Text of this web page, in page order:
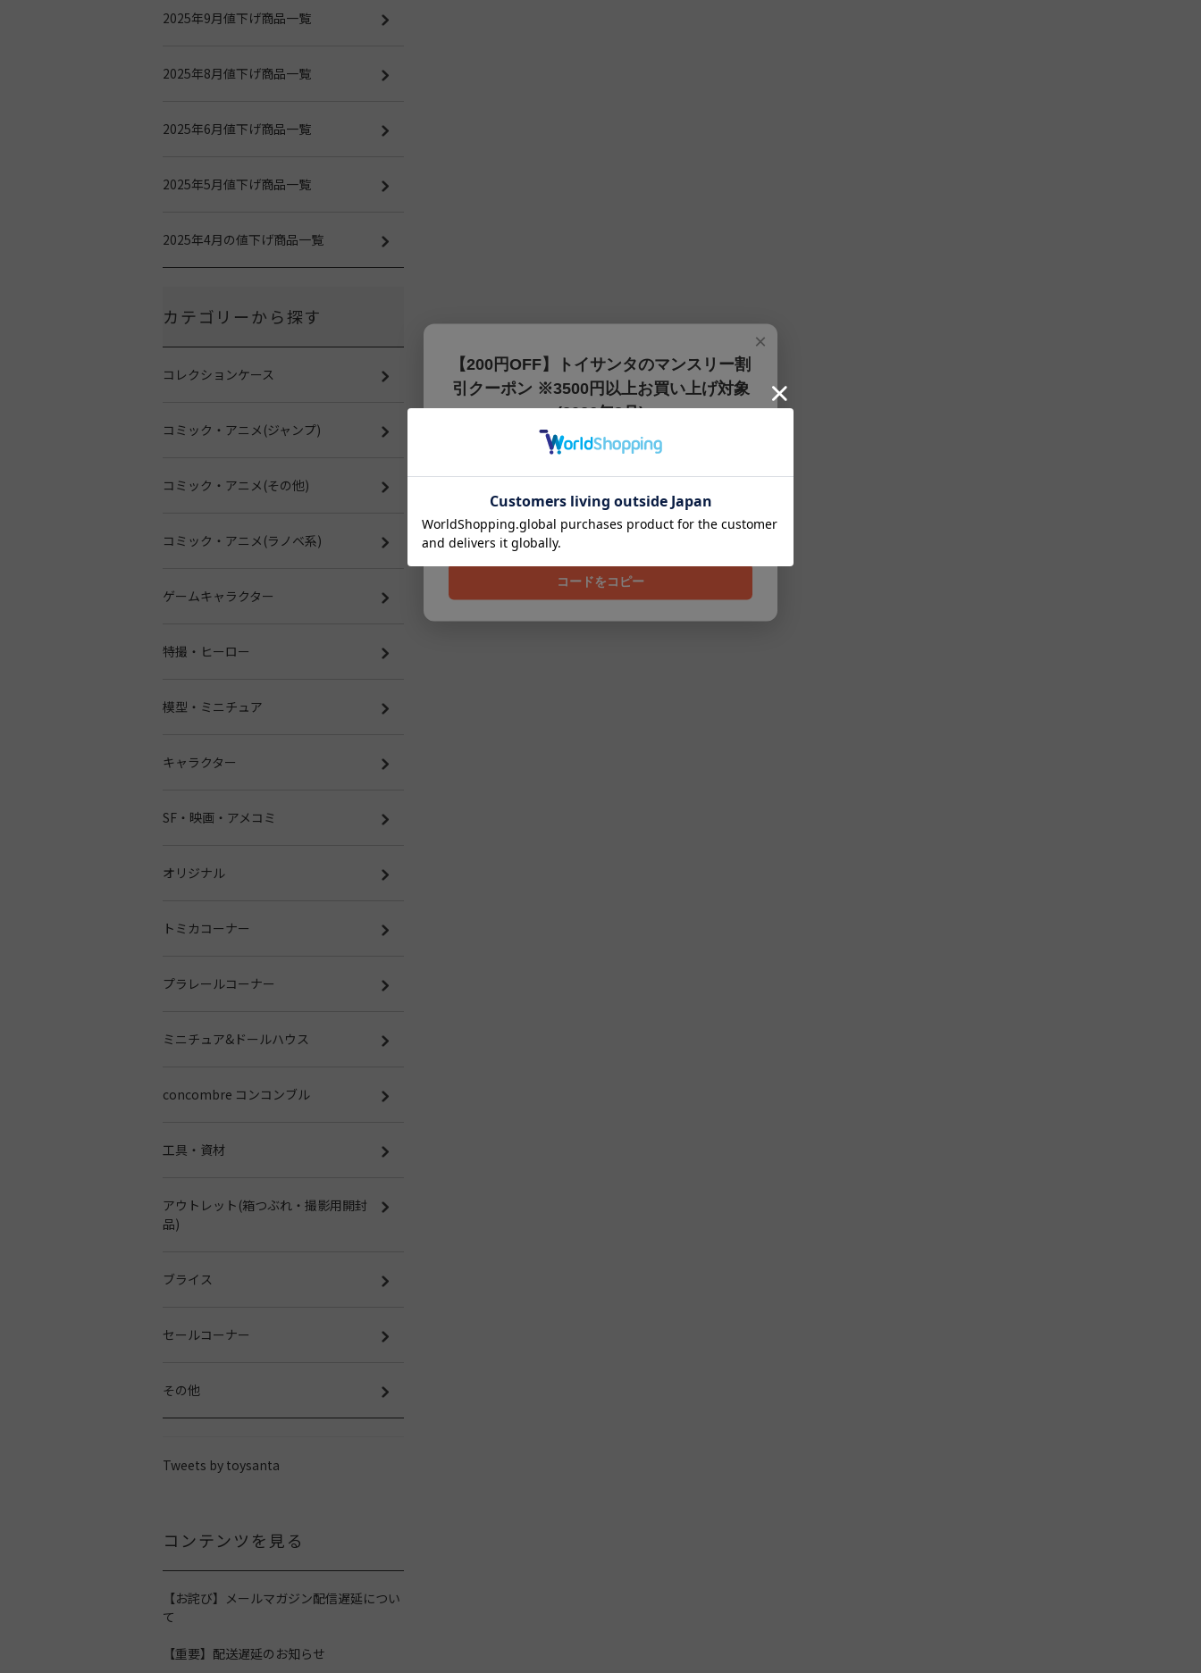
2025年9月値下げ商品一覧
2025年8月値下げ商品一覧
2025年6月値下げ商品一覧
2025年5月値下げ商品一覧
2025年4月の値下げ商品一覧
カテゴリーから探す
コレクションケース
コミック・アニメ(ジャンプ)
コミック・アニメ(その他)
コミック・アニメ(ラノベ系)
ゲームキャラクター
特撮・ヒーロー
模型・ミニチュア
キャラクター
SF・映画・アメコミ
オリジナル
トミカコーナー
プラレールコーナー
ミニチュア&ドールハウス
concombre コンコンブル
工具・資材
アウトレット(箱つぶれ・撮影用開封
品)
ブライス
セールコーナー
その他
Tweets by toysanta
コンテンツを見る
【お詫び】メールマガジン配信遅延につい
て
【重要】配送遅延のお知らせ
×
【200円OFF】トイサンタのマンスリー割
引クーポン ※3500円以上お買い上げ対象
(2026年8月)
【200円OFFクーポン】3500円以上お買上げでご利用可能
です!! 8月1日～8月31日まで
202608
コードをコピー